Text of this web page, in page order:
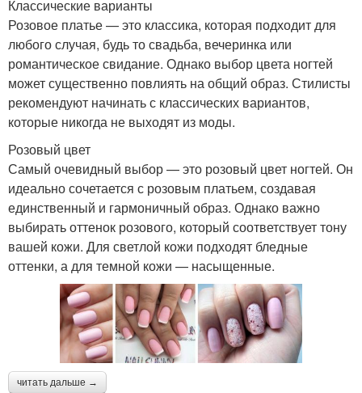
Классические варианты
Розовое платье — это классика, которая подходит для
любого случая, будь то свадьба, вечеринка или
романтическое свидание. Однако выбор цвета ногтей
может существенно повлиять на общий образ. Стилисты
рекомендуют начинать с классических вариантов,
которые никогда не выходят из моды.
Розовый цвет
Самый очевидный выбор — это розовый цвет ногтей. Он
идеально сочетается с розовым платьем, создавая
единственный и гармоничный образ. Однако важно
выбирать оттенок розового, который соответствует тону
вашей кожи. Для светлой кожи подходят бледные
оттенки, а для темной кожи — насыщенные.
читать дальше →